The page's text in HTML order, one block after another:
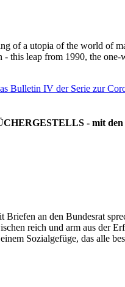
of a utopia of the world of
this leap from 1990, the
Bulletin IV der Serie zur
- mit den
an den Bundesrat
reich und arm aus der
Sozialgefüge, das alle